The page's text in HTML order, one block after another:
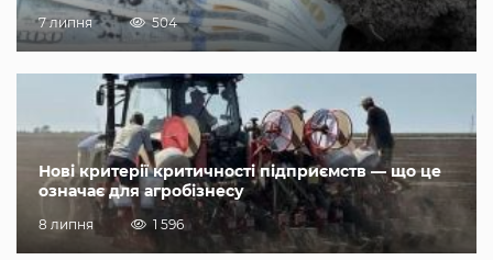
7 липня 504
Нові критерії критичності підприємств — що це
означає для агробізнесу
8 липня 1 596